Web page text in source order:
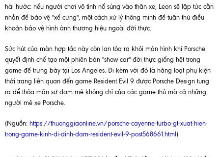
hài hước: nếu người chơi vô tình nổ súng vào thân xe, Leon sẽ lập tức cằn
nhằn để bảo vệ "xế cưng", một cách xử lý thông minh để tuân thủ điều
khoản bảo vệ hình ảnh thương hiệu ngoài đời thực.
Sức hút của màn hợp tác này còn lan tỏa ra khỏi màn hình khi Porsche
quyết định chế tạo một phiên bản "show car" đời thực giống hệt trong
game để trưng bày tại Los Angeles. Đi kèm với đó là hàng loạt phụ kiện
thời trang liên quan đến game Resident Evil 9 được Porsche Design tung
ra để thỏa mãn sự đam mê không chỉ của các game thủ mà cả những
người mê xe Porsche.
(Nguồn: https://thuonggiaonline.vn/porsche-cayenne-turbo-gt-xuat-hien-
trong-game-kinh-di-dinh-dam-resident-evil-9-post568661.html )